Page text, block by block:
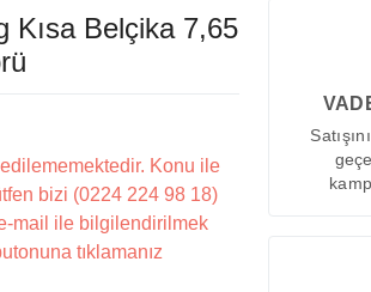
Kısa Belçika 7,65
Konu ile
bizi (0224 224 98 18)
mail ile bilgilendirilmek
tıklamanız